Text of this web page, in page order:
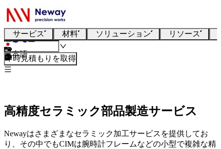
サービス 材料 ソリューション リソース
日本語
即時見積もりを取得
高精度セラミック部品製造サービス
Newayはさまざまなセラミック加工サービスを提供してお
り、その中でもCIMは腕時計フレームなどの小型で複雑な精